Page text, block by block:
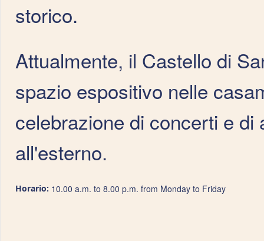
storico.
Attualmente, il Castello di
spazio espositivo nelle
celebrazione di concerti e
all'esterno.
Horario: 10.00 a.m. to 8.00 p.m. from Monday to Friday